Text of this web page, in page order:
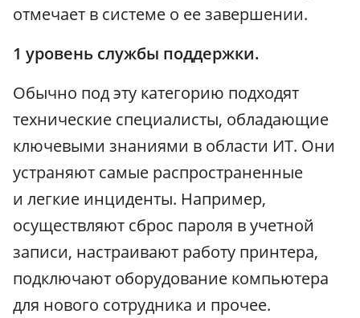
отмечает в системе о ее завершении.
1 уровень службы поддержки.
Обычно под эту категорию подходят
технические специалисты, обладающие
ключевыми знаниями в области ИТ. Они
устраняют самые распространенные
и легкие инциденты. Например,
осуществляют сброс пароля в учетной
записи, настраивают работу принтера,
подключают оборудование компьютера
для нового сотрудника и прочее.